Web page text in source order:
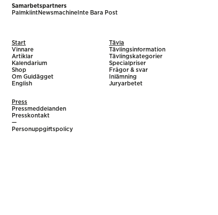
Samarbetspartners
PalmklintNewsmachine Inte Bara Post
Start
Vinnare
Artiklar
Kalendarium
Shop
Om Guldägget
English
Tävla
Tävlingsinformation
Tävlingskategorier
Specialpriser
Frågor & svar
Inlämning
Juryarbetet
Press
Pressmeddelanden
Presskontakt
—
Personuppgiftspolicy